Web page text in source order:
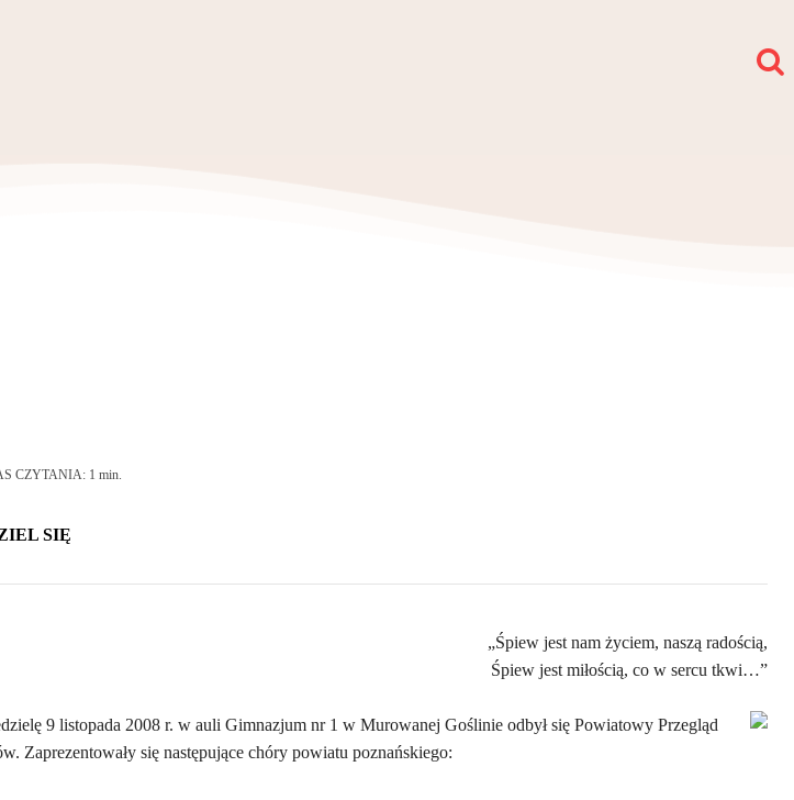
CZYTANIA: 1 min.
SIĘ
„Śpiew jest nam życiem, naszą radością,
Śpiew jest miłością, co w sercu tkwi…”
9 listopada 2008 r. w auli Gimnazjum nr 1 w Murowanej Goślinie odbył się Powiatowy Przegląd
Zaprezentowały się następujące chóry powiatu poznańskiego: